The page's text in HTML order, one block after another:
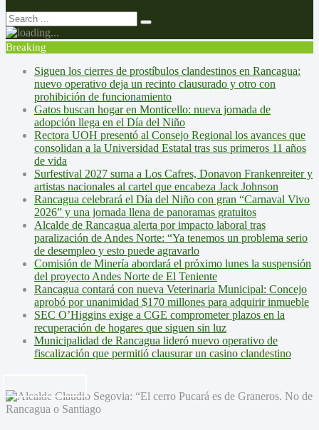
Breaking
Siguen los cierres de prostíbulos clandestinos en Rancagua:
nuevo operativo deja un recinto clausurado y otro con
prohibición de funcionamiento
Gatos buscan hogar en Monticello: nueva jornada de
adopción llega en el Día del Niño
Rectora UOH presentó al Consejo Regional los avances que
consolidan a la Universidad Estatal tras sus primeros 11 años
de vida
Surfestival 2027 suma a Los Cafres, Donavon Frankenreiter y
artistas nacionales al cartel que encabeza Jack Johnson
Rancagua celebrará el Día del Niño con gran “Carnaval Vivo
2026” y una jornada llena de panoramas gratuitos
Alcalde de Rancagua alerta por impacto laboral tras
paralización de Andes Norte: “Ya tenemos un problema serio
de desempleo y esto puede agravarlo
Comisión de Minería abordará el próximo lunes la suspensión
del proyecto Andes Norte de El Teniente
Rancagua contará con nueva Veterinaria Municipal: Concejo
aprobó por unanimidad $170 millones para adquirir inmueble
SEC O’Higgins exige a CGE comprometer plazos en la
recuperación de hogares que siguen sin luz
Municipalidad de Rancagua lideró nuevo operativo de
fiscalización que permitió clausurar un casino clandestino